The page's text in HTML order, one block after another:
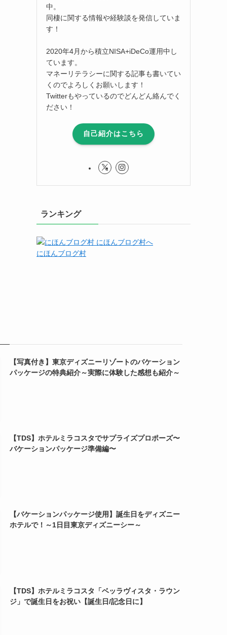
中。
同棲に関する情報や経験談を発信していま
す！
2020年4月から積立NISA+iDeCo運用中し
ています。
マネーリテラシーに関する記事も書いてい
くのでよろしくお願いします！
Twitterもやっているのでどんどん絡んでく
ださい！
自己紹介はこちら
ランキング
にほんブログ村
【写真付き】東京ディズニーリゾートのバケーション
パッケージの特典紹介～実際に体験した感想も紹介～
【TDS】ホテルミラコスタでサプライズプロポーズ〜
バケーションパッケージ準備編〜
【バケーションパッケージ使用】誕生日をディズニー
ホテルで！～1日目東京ディズニーシー～
【TDS】ホテルミラコスタ「ベッラヴィスタ・ラウン
ジ」で誕生日をお祝い【誕生日/記念日に】